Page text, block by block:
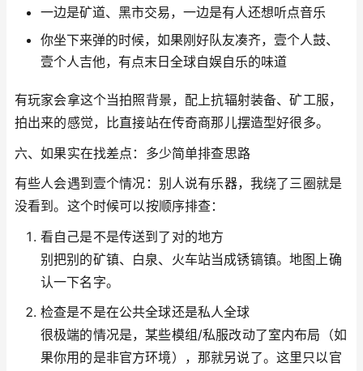
一边是矿道、黑市交易，一边是有人还想听点音乐
你坐下来弹的时候，如果刚好队友凑齐，壹个人鼓、
壹个人吉他，有点末日全球自娱自乐的味道
有玩家会拿这个当拍照背景，配上抗辐射装备、矿工服，
拍出来的感觉，比直接站在传奇商那儿摆造型好很多。
六、如果实在找差点：多少简单排查思路
有些人会遇到壹个情况：别人说有乐器，我绕了三圈就是
没看到。这个时候可以按顺序排查：
看自己是不是传送到了对的地方
别把别的矿镇、白泉、火车站当成锈镐镇。地图上确
认一下名字。
检查是不是在公共全球还是私人全球
很极端的情况是，某些模组/私服改动了室内布局（如
果你用的是非官方环境），那就另说了。这里只以官